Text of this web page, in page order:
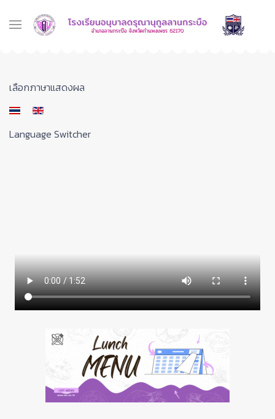
เลือกภาษาของคุณ
เลือกภาษาแสดงผล
Language Switcher